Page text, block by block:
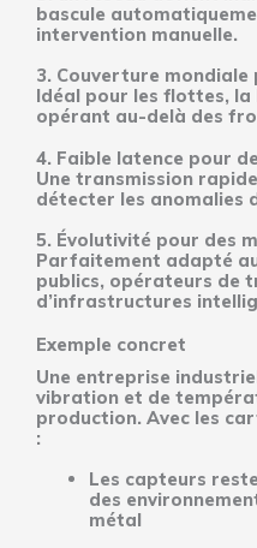
bascule
intervention manuelle.
3. Couverture
Idéal pour les flottes, la
opérant au-delà des
4. Faible latence pour
Une transmission
détecter les anomalies
5. Évolutivité pour des
Parfaitement adapté
publics, opérateurs de
d’infrastructures
Exemple concret
Une entreprise
vibration et de
production. Avec les
:
Les capteurs
des
métal